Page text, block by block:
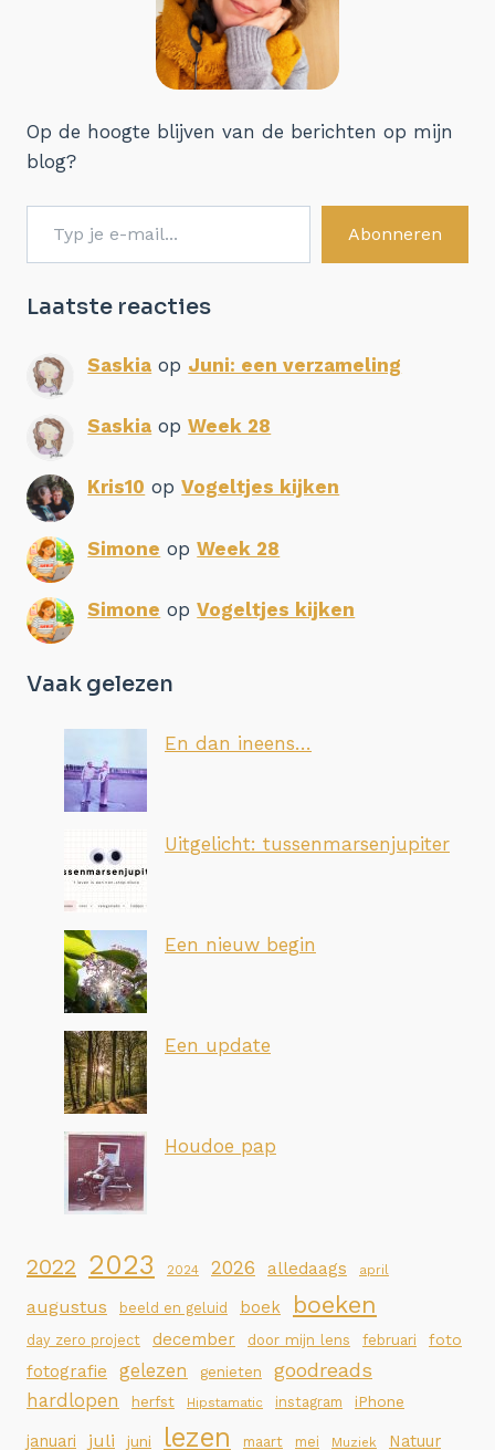
Op de hoogte blijven van de berichten op mijn
blog?
Typ je e-mail...
Abonneren
Laatste reacties
Saskia op Juni: een verzameling
Saskia opWeek 28
Kris10 opVogeltjes kijken
Simone opWeek 28
Simone opVogeltjes kijken
Vaak gelezen
En dan ineens…
Uitgelicht: tussenmarsenjupiter
Een nieuw begin
Een update
Houdoe pap
2022 2023 2024 2026 alledaags april
augustus beeld en geluid boek boeken
day zero project december door mijn lens februari foto
fotografie gelezen genieten goodreads
hardlopen herfst Hipstamatic instagram iPhone
januari juli juni lezen maart mei Muziek Natuur